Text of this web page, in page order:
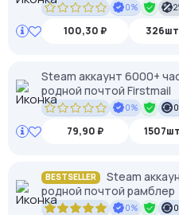
0%
100,30 ₽
Steam аккаунт 6000+
родной почтой Firstmail
0%
79,90 ₽
BESTSELLER
Steam
родной почтой рамблер
0%